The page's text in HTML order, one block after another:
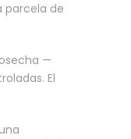
parcela de
—
El